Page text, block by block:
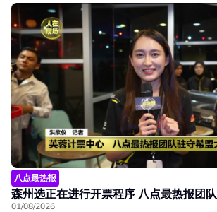
八点最热报
森州选正在进行开票程序 八点最热报团
01/08/2026